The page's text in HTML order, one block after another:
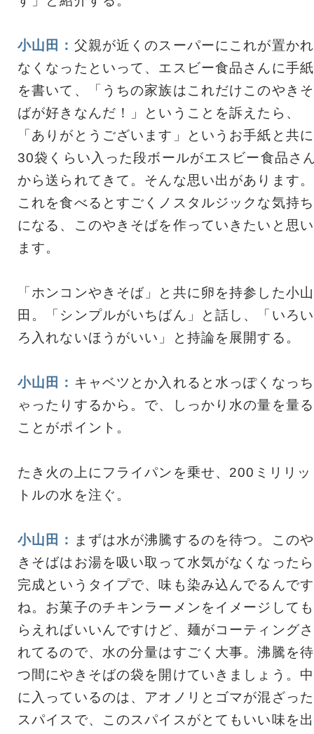
小山田： 父親が近くのスーパーにこれが置かれ
なくなったといって、エスビー食品さんに手紙
を書いて、「うちの家族はこれだけこのやきそ
ばが好きなんだ！」ということを訴えたら、
「ありがとうございます」というお手紙と共に
30袋くらい入った段ボールがエスビー食品さ
から送られてきて。そんな思い出があります。
これを食べるとすごくノスタルジックな気持ち
になる、このやきそばを作っていきたいと思い
ます。
「ホンコンやきそば」と共に卵を持参した小山
田。「シンプルがいちばん」と話し、「いろい
ろ入れないほうがいい」と持論を展開する。
小山田： キャベツとか入れると水っぽくなっち
ゃったりするから。で、しっかり水の量を量る
ことがポイント。
たき火の上にフライパンを乗せ、200ミリリッ
トルの水を注ぐ。
小山田： まずは水が沸騰するのを待つ。このや
きそばはお湯を吸い取って水気がなくなったら
完成というタイプで、味も染み込んでるんです
ね。お菓子のチキンラーメンをイメージしても
らえればいいんですけど、麺がコーティングさ
れてるので、水の分量はすごく大事。沸騰を待
つ間にやきそばの袋を開けていきましょう。中
に入っているのは、アオノリとゴマが混ざった
スパイスで、このスパイスがとてもいい味を出